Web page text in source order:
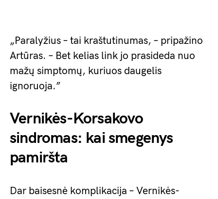
„Paralyžius – tai kraštutinumas, – pripažino
Artūras. – Bet kelias link jo prasideda nuo
mažų simptomų, kuriuos daugelis
ignoruoja.”
Vernikės-Korsakovo
sindromas: kai smegenys
pamiršta
Dar baisesnė komplikacija – Vernikės-